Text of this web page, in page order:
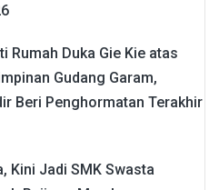
Rumah Duka Gie Kie atas
Gudang Garam,
Beri Penghormatan Terakhir
Kini Jadi SMK Swasta